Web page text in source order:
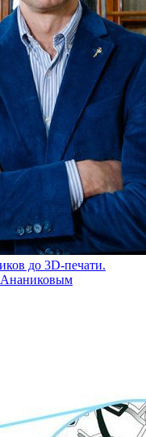
до 3D-печати.
Ананиковым